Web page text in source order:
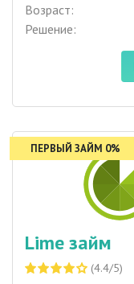
Возраст:
Решение:
ПЕРВЫЙ ЗАЙМ 0%
Lime займ
(4.4/5)